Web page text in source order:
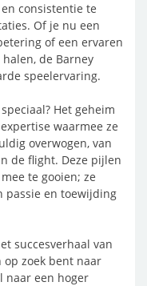
consistentie te
Of je nu een
of een ervaren
de Barney
speelervaring.
Het geheim
waarmee ze
overwogen, van
de flight. Deze pijlen
te gooien; ze
passie en toewijding
succesverhaal van
op zoek bent naar
naar een hoger